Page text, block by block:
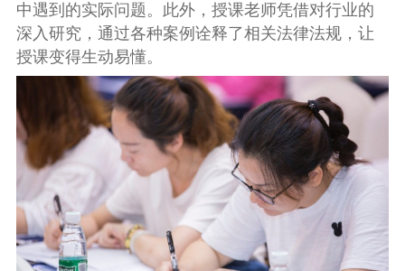
中遇到的实际问题。此外，授课老师凭借对行业的
深入研究，通过各种案例诠释了相关法律法规，让
授课变得生动易懂。